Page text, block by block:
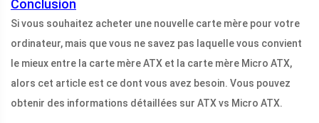
Conclusion
Si vous souhaitez acheter une nouvelle carte mère pour votre
ordinateur, mais que vous ne savez pas laquelle vous convient
le mieux entre la carte mère ATX et la carte mère Micro ATX,
alors cet article est ce dont vous avez besoin. Vous pouvez
obtenir des informations détaillées sur ATX vs Micro ATX.